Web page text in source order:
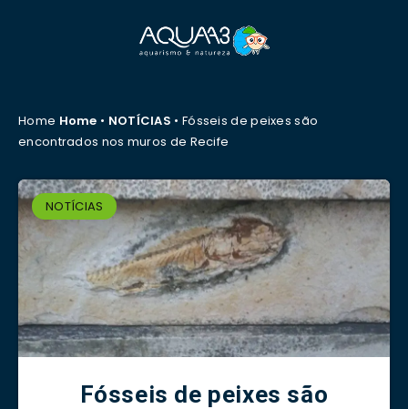
Home Home • NOTÍCIAS • Fósseis de peixes são
encontrados nos muros de Recife
NOTÍCIAS
Fósseis de peixes são